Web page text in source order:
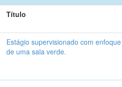
Título
Estágio supervisionado com
de uma sala verde.